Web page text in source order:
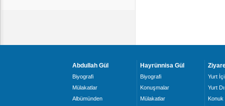
Abdullah Gül
Biyografi
Mülakatlar
Albümünden
Hayrünnisa Gül
Biyografi
Konuşmalar
Mülakatlar
Yurt İçi
Yurt
Konuk